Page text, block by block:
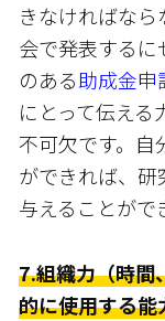
きなければな
会で発表する
のある助成金申
にとって伝え
不可欠です。自
ができれば、
与えることがで
7.組織力（時間
的に使用する能